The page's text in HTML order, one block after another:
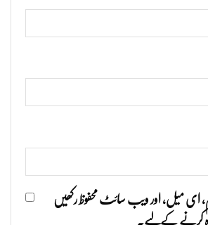
ای میل، اور ویب سائٹ محفوظ رکھیں
کرنے کےلیے۔